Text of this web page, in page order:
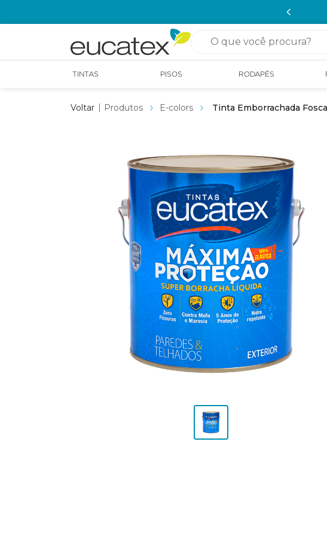
O que você procura?
TINTAS PISOS RODAPÉS
Produtos E-colors Tinta Emborrachada